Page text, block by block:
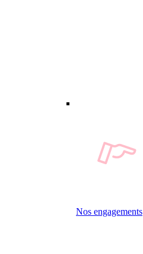
Nos engagements